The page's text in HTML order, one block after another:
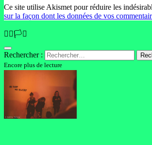
Ce site utilise Akismet pour réduire les
sur la façon dont les données de vos
🏳️‍🌈🏳️‍⚧️
Rechercher :
Encore plus de lecture